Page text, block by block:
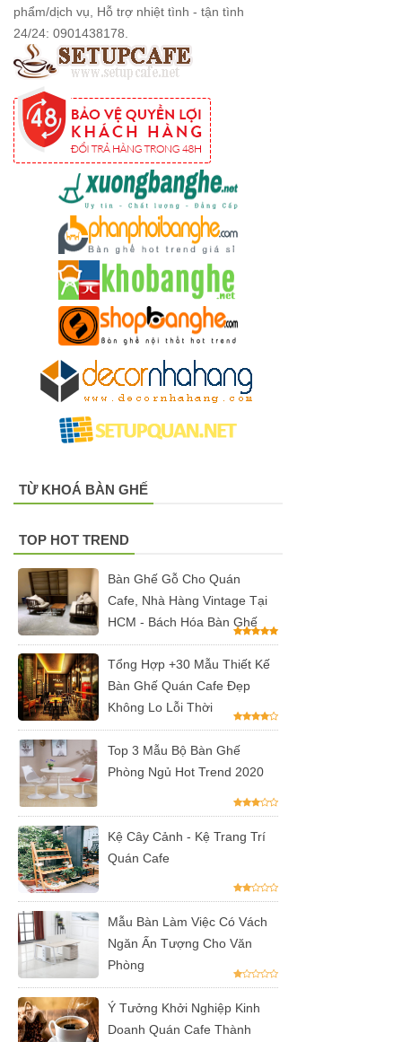
hàng cafe
252
cafe gỗ cao
su chân sắt
có tay 249
Bộ bàn ghế
quán cafe
trà sữa nhà
hàng gỗ
cao su
chân sắt
ghế gỗ ash
cho quán
ăn sân
vườn, ban
công, sân
thượng
Set bàn ghế
tiếp khách
văn phòng
ghế bọc vải
màu xám
Bộ bàn ghế
tiếp khách
spa, nail,
phòng, căn
hộ màu
hồng
Ghế
phẩm/dịch vụ, Hỗ trợ nhiệt tình - tận tình
24/24: 0901438178.
TỪ KHOÁ BÀN GHẾ
TOP HOT TREND
Bàn Ghế Gỗ Cho Quán
Cafe, Nhà Hàng Vintage Tại
HCM - Bách Hóa Bàn Ghế
Tổng Hợp +30 Mẫu Thiết Kế
Bàn Ghế Quán Cafe Đẹp
Không Lo Lỗi Thời
Top 3 Mẫu Bộ Bàn Ghế
Phòng Ngủ Hot Trend 2020
Kệ Cây Cảnh - Kệ Trang Trí
Quán Cafe
Mẫu Bàn Làm Việc Có Vách
Ngăn Ấn Tượng Cho Văn
Phòng
Ý Tưởng Khởi Nghiệp Kinh
Doanh Quán Cafe Thành